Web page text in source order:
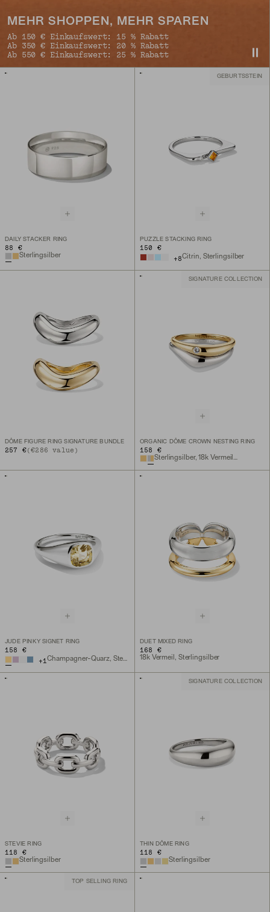
MEHR SHOPPEN, MEHR SPAREN
Ab 150 € Einkaufswert: 15 % Rabatt
Ab 350 € Einkaufswert: 20 % Rabatt
Ab 550 € Einkaufswert: 25 % Rabatt
DAILY STACKER RING
88 €
Sterlingsilber
GEBURTSSTEIN
PUZZLE STACKING RING
150 €
+8Citrin, Sterlingsilber
DÔME FIGURE RING SIGNATURE BUNDLE
257 €(€286 value)
SIGNATURE COLLECTION
ORGANIC DÔME CROWN NESTING RING
158 €
JUDE PINKY SIGNET RING
158 €
+1
DUET MIXED RING
168 €
18k Vermeil, Sterlingsilber
STEVIE RING
118 €
Sterlingsilber
SIGNATURE COLLECTION
THIN DÔME RING
118 €
Sterlingsilber
TOP SELLING RING